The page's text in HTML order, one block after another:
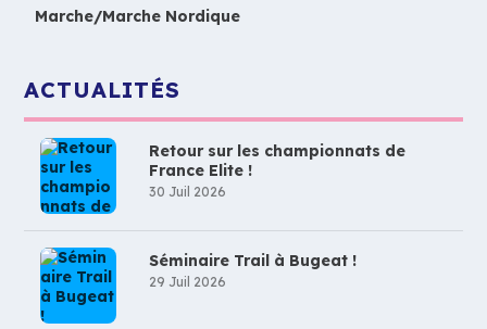
Marche/Marche Nordique
ACTUALITÉS
Retour sur les championnats de
France Elite !
30 Juil 2026
Séminaire Trail à Bugeat !
29 Juil 2026